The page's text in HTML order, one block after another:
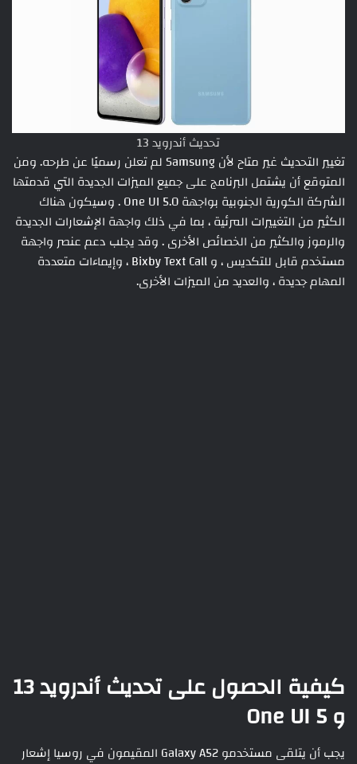
تحديث أندرويد 13
تغيير التحديث غير متاح لأن Samsung لم تعلن رسميًا عن طرحه. ومن
المتوقع أن يشتمل البرنامج على جميع الميزات الجديدة التي قدمتها
الشركة الكورية الجنوبية بواجهة One UI 5.0 . وسيكون هناك
الكثير من التغييرات المرئية ، بما في ذلك واجهة الإشعارات الجديدة
والرموز والكثير من الخصائص الأخرى . وقد يجلب دعم عنصر واجهة
مستخدم قابل للتكديس ، و Bixby Text Call ، وإيماءات متعددة
المهام جديدة ، والعديد من الميزات الأخرى.
كيفية الحصول على تحديث أندرويد 13
و One UI 5
يجب أن يتلقى مستخدمو Galaxy A52 المقيمون في روسيا إشعار